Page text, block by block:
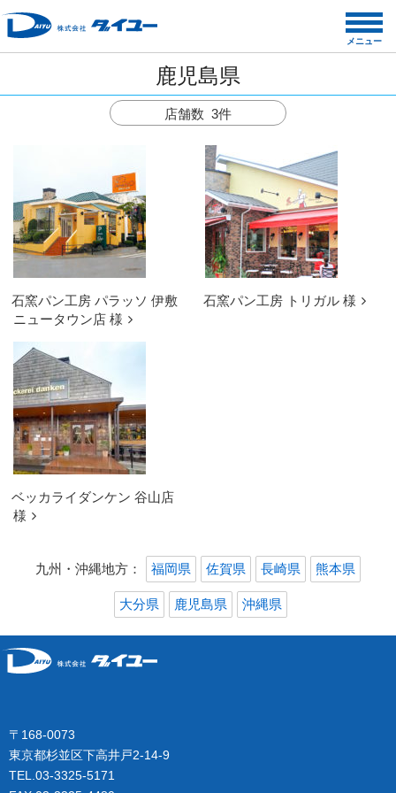
コ
テ
ツ
メニュー
鹿児島県
店舗数 3件
石窯パン工房 パラッソ 伊敷
ニュータウン店 様
石窯パン工房 トリガル 様
ベッカライダンケン 谷山店
様
九州・沖縄地方： 福岡県 佐賀県 長崎県 熊本県
大分県 鹿児島県 沖縄県
〒168-0073
東京都杉並区下高井戸2-14-9
TEL.03-3325-5171